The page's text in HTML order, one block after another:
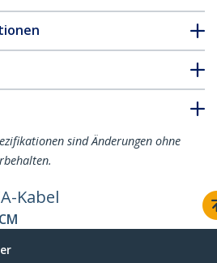
sind Änderungen ohne
Kabel